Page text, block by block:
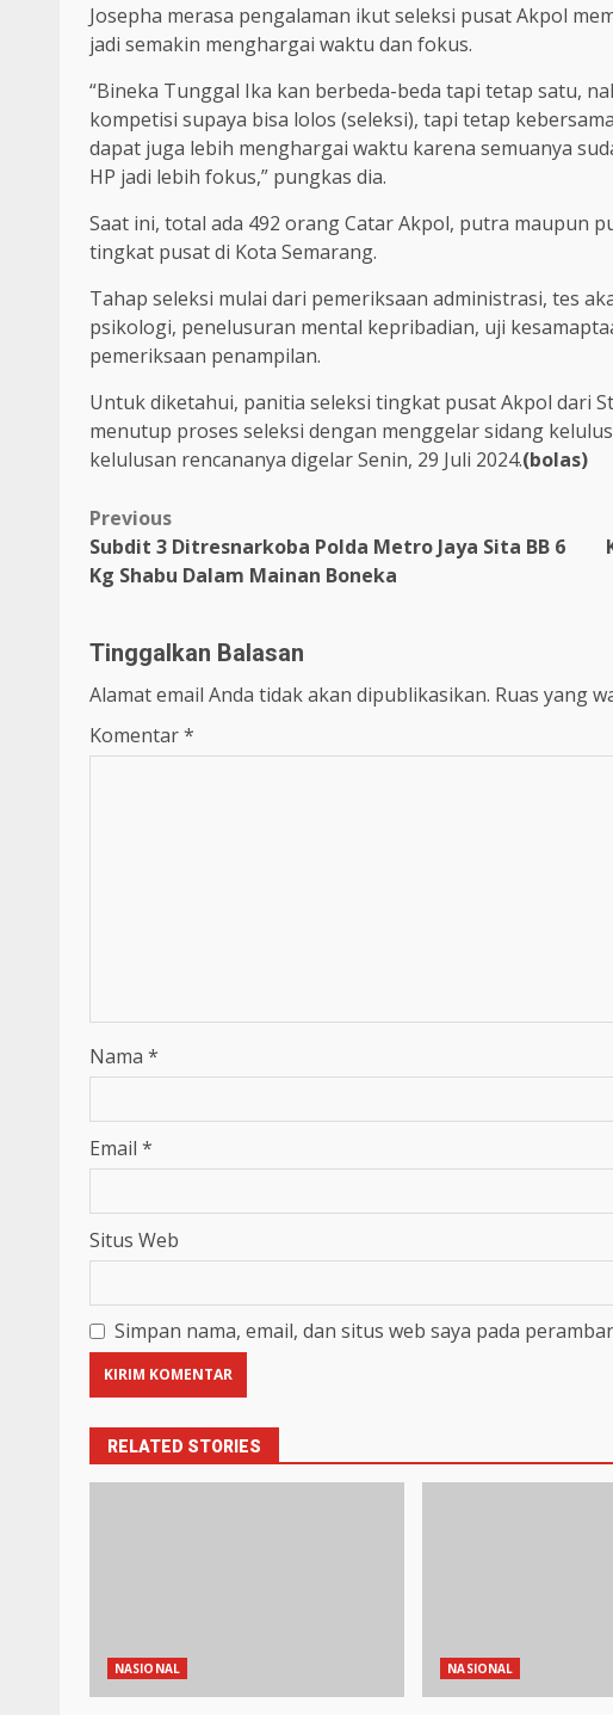
Josepha merasa pengalaman ikut seleksi pusat Akpol
jadi semakin menghargai waktu dan fokus.
“Bineka Tunggal Ika kan berbeda-beda tapi tetap satu,
kompetisi supaya bisa lolos (seleksi), tapi tetap
dapat juga lebih menghargai waktu karena semuanya
HP jadi lebih fokus,” pungkas dia.
Saat ini, total ada 492 orang Catar Akpol, putra maupun
tingkat pusat di Kota Semarang.
Tahap seleksi mulai dari pemeriksaan administrasi, tes
psikologi, penelusuran mental kepribadian, uji
pemeriksaan penampilan.
Untuk diketahui, panitia seleksi tingkat pusat Akpol dari
menutup proses seleksi dengan menggelar sidang
kelulusan rencananya digelar Senin, 29 Juli 2024.(bolas)
Previous
Subdit 3 Ditresnarkoba Polda Metro Jaya Sita BB 6
Kg Shabu Dalam Mainan Boneka
Tinggalkan Balasan
Alamat email Anda tidak akan dipublikasikan. Ruas yang
Komentar*
Nama *
Email *
Situs Web
Simpan nama, email, dan situs web saya pada
RELATED STORIES
NASIONAL NASIONAL